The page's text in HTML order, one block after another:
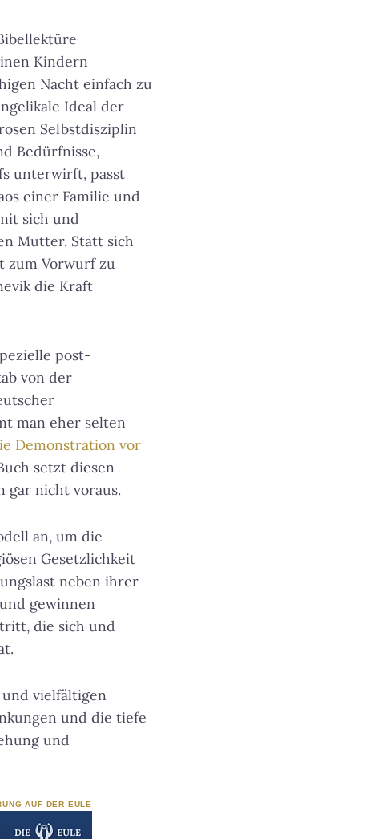
Kindern
Nacht einfach zu
Ideal der
Selbstdisziplin
Bedürfnisse,
unterwirft, passt
einer Familie und
sich und
Mutter. Statt sich
zum Vorwurf zu
die Kraft
post-
von der
man eher selten
Demonstration vor
setzt diesen
gar nicht voraus.
an, um die
Gesetzlichkeit
neben ihrer
gewinnen
die sich und
vielfältigen
und die tiefe
und
AUF DER EULE